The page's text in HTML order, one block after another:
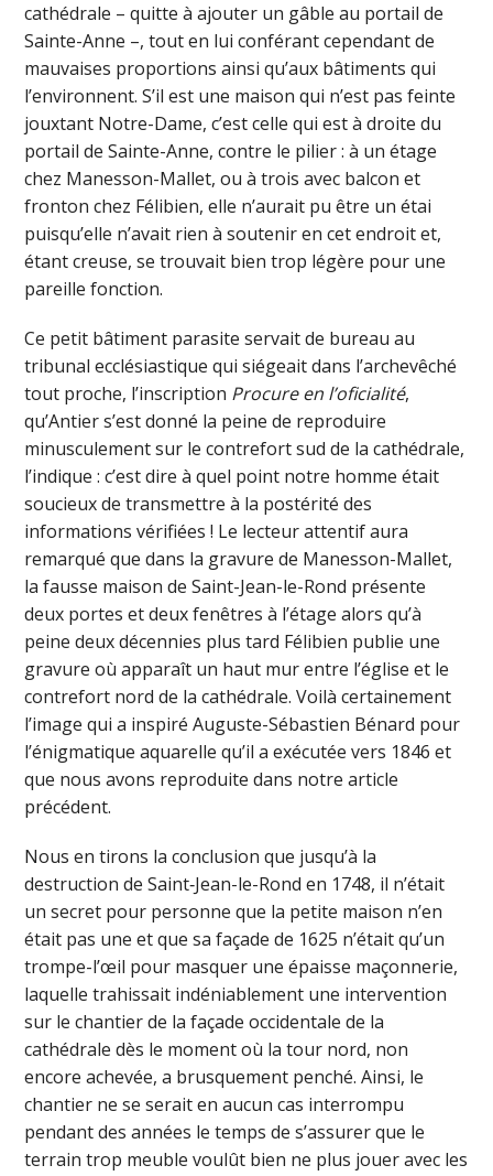
cathédrale – quitte à ajouter un gâble au portail de
Sainte-Anne –, tout en lui conférant cependant de
mauvaises proportions ainsi qu’aux bâtiments qui
l’environnent. S’il est une maison qui n’est pas feinte
jouxtant Notre-Dame, c’est celle qui est à droite du
portail de Sainte-Anne, contre le pilier : à un étage
chez Manesson-Mallet, ou à trois avec balcon et
fronton chez Félibien, elle n’aurait pu être un étai
puisqu’elle n’avait rien à soutenir en cet endroit et,
étant creuse, se trouvait bien trop légère pour une
pareille fonction.
Ce petit bâtiment parasite servait de bureau au
tribunal ecclésiastique qui siégeait dans l’archevêché
tout proche, l’inscription Procure en l’oficialité,
qu’Antier s’est donné la peine de reproduire
minusculement sur le contrefort sud de la cathédrale,
l’indique : c’est dire à quel point notre homme était
soucieux de transmettre à la postérité des
informations vérifiées ! Le lecteur attentif aura
remarqué que dans la gravure de Manesson-Mallet,
la fausse maison de Saint-Jean-le-Rond présente
deux portes et deux fenêtres à l’étage alors qu’à
peine deux décennies plus tard Félibien publie une
gravure où apparaît un haut mur entre l’église et le
contrefort nord de la cathédrale. Voilà certainement
l’image qui a inspiré Auguste-Sébastien Bénard pour
l’énigmatique aquarelle qu’il a exécutée vers 1846 et
que nous avons reproduite dans notre article
précédent.
Nous en tirons la conclusion que jusqu’à la
destruction de Saint‑Jean-le-Rond en 1748, il n’était
un secret pour personne que la petite maison n’en
était pas une et que sa façade de 1625 n’était qu’un
trompe-l’œil pour masquer une épaisse maçonnerie,
laquelle trahissait indéniablement une intervention
sur le chantier de la façade occidentale de la
cathédrale dès le moment où la tour nord, non
encore achevée, a brusquement penché. Ainsi, le
chantier ne se serait en aucun cas interrompu
pendant des années le temps de s’assurer que le
terrain trop meuble voulût bien ne plus jouer avec les